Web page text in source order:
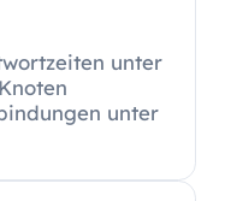
unter
unter